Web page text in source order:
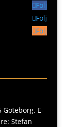
Följ
Följ
Följ
Göteborg. E-
Stefan